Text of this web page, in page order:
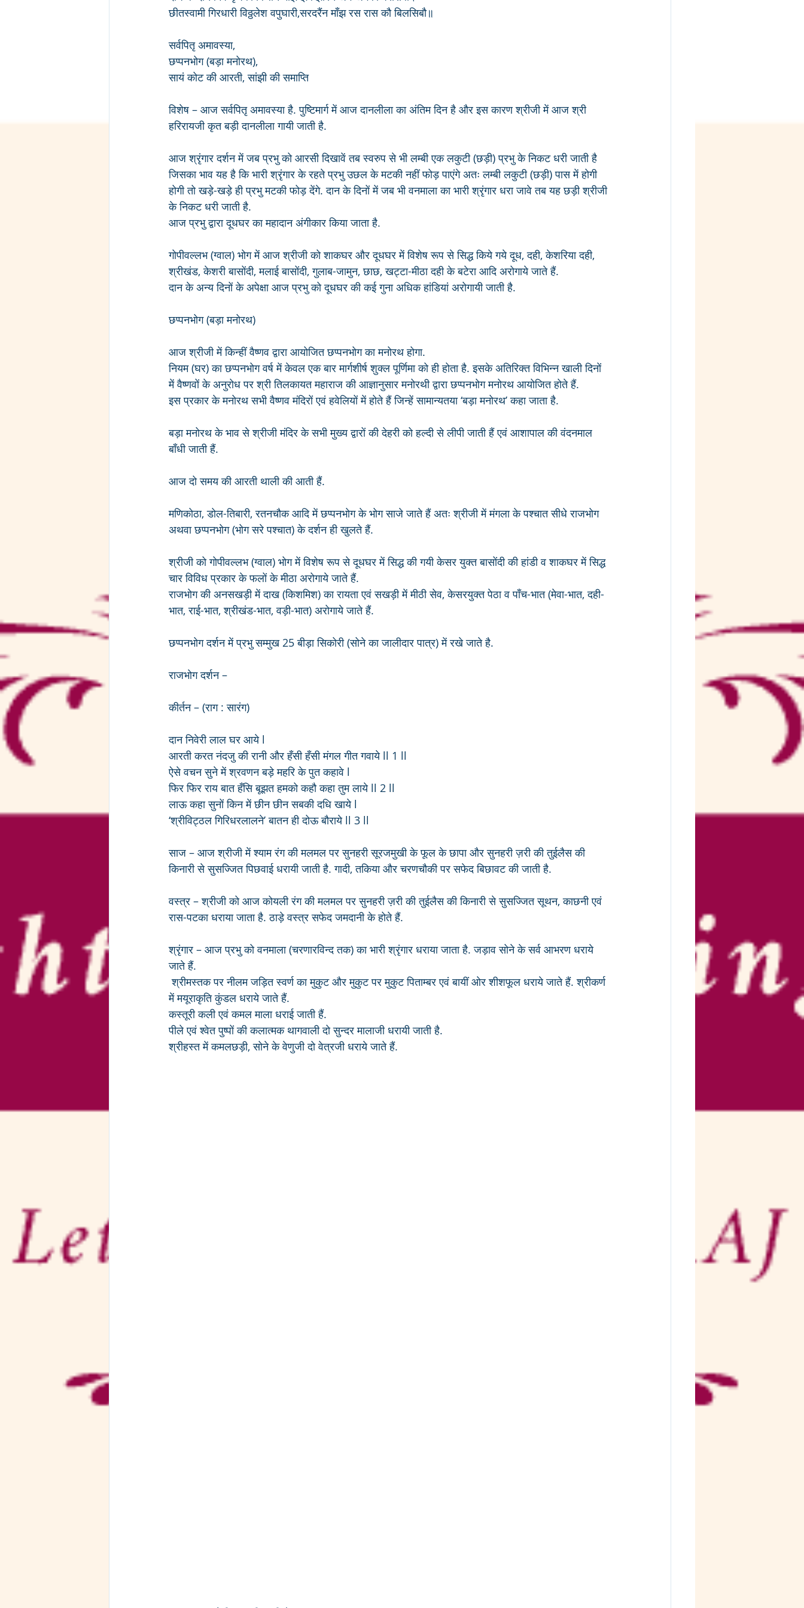
छीतस्वामी गिरधारी विठ्ठलेश वपुघारी,सरदरैंन माँझ रस रास कौ बिलसिबौ॥
सर्वपितृ अमावस्या,
छप्पनभोग (बड़ा मनोरथ),
सायं कोट की आरती, सांझी की समाप्ति
विशेष – आज सर्वपितृ अमावस्या है. पुष्टिमार्ग में आज दानलीला का अंतिम दिन है और इस कारण श्रीजी में आज श्री
हरिरायजी कृत बड़ी दानलीला गायी जाती है.
आज श्रृंगार दर्शन में जब प्रभु को आरसी दिखावें तब स्वरुप से भी लम्बी एक लकुटी (छड़ी) प्रभु के निकट धरी जाती है
जिसका भाव यह है कि भारी श्रृंगार के रहते प्रभु उछल के मटकी नहीं फोड़ पाएंगे अतः लम्बी लकुटी (छड़ी) पास में होगी
होगी तो खड़े-खड़े ही प्रभु मटकी फोड़ देंगे. दान के दिनों में जब भी वनमाला का भारी श्रृंगार धरा जावे तब यह छड़ी श्रीजी
के निकट धरी जाती है.
आज प्रभु द्वारा दूधघर का महादान अंगीकार किया जाता है.
गोपीवल्लभ (ग्वाल) भोग में आज श्रीजी को शाकघर और दूधघर में विशेष रूप से सिद्ध किये गये दूध, दही, केशरिया दही,
श्रीखंड, केशरी बासोंदी, मलाई बासोंदी, गुलाब-जामुन, छाछ, खट्टा-मीठा दही के बटेरा आदि अरोगाये जाते हैं.
दान के अन्य दिनों के अपेक्षा आज प्रभु को दूधघर की कई गुना अधिक हांडियां अरोगायी जाती है.
छप्पनभोग (बड़ा मनोरथ)
आज श्रीजी में किन्हीं वैष्णव द्वारा आयोजित छप्पनभोग का मनोरथ होगा.
नियम (घर) का छप्पनभोग वर्ष में केवल एक बार मार्गशीर्ष शुक्ल पूर्णिमा को ही होता है. इसके अतिरिक्त विभिन्न खाली दिनों
में वैष्णवों के अनुरोध पर श्री तिलकायत महाराज की आज्ञानुसार मनोरथी द्वारा छप्पनभोग मनोरथ आयोजित होते हैं.
इस प्रकार के मनोरथ सभी वैष्णव मंदिरों एवं हवेलियों में होते हैं जिन्हें सामान्यतया ‘बड़ा मनोरथ’ कहा जाता है.
बड़ा मनोरथ के भाव से श्रीजी मंदिर के सभी मुख्य द्वारों की देहरी को हल्दी से लीपी जाती हैं एवं आशापाल की वंदनमाल
बाँधी जाती हैं.
आज दो समय की आरती थाली की आती हैं.
मणिकोठा, डोल-तिबारी, रतनचौक आदि में छप्पनभोग के भोग साजे जाते हैं अतः श्रीजी में मंगला के पश्चात सीधे राजभोग
अथवा छप्पनभोग (भोग सरे पश्चात) के दर्शन ही खुलते हैं.
श्रीजी को गोपीवल्लभ (ग्वाल) भोग में विशेष रूप से दूधघर में सिद्ध की गयी केसर युक्त बासोंदी की हांडी व शाकघर में सिद्ध
चार विविध प्रकार के फलों के मीठा अरोगाये जाते हैं.
राजभोग की अनसखड़ी में दाख (किशमिश) का रायता एवं सखड़ी में मीठी सेव, केसरयुक्त पेठा व पाँच-भात (मेवा-भात, दही-
भात, राई-भात, श्रीखंड-भात, वड़ी-भात) अरोगाये जाते हैं.
छप्पनभोग दर्शन में प्रभु सम्मुख 25 बीड़ा सिकोरी (सोने का जालीदार पात्र) में रखे जाते है.
राजभोग दर्शन –
कीर्तन – (राग : सारंग)
दान निवेरी लाल घर आये l
आरती करत नंदजु की रानी और हँसी हँसी मंगल गीत गवाये ll 1 ll
ऐसे वचन सुने में श्रवणन बड़े महरि के पुत कहावे l
फिर फिर राय बात हँसि बूझत हमको कहौ कहा तुम लाये ll 2 ll
लाऊ कहा सुनों किन में छीन छीन सबकी दधि खाये l
‘श्रीविट्ठल गिरिधरलालने’ बातन ही दोऊ बौराये ll 3 ll
साज – आज श्रीजी में श्याम रंग की मलमल पर सुनहरी सूरजमुखी के फूल के छापा और सुनहरी ज़री की तुईलैस की
किनारी से सुसज्जित पिछवाई धरायी जाती है. गादी, तकिया और चरणचौकी पर सफेद बिछावट की जाती है.
वस्त्र – श्रीजी को आज कोयली रंग की मलमल पर सुनहरी ज़री की तुईलैस की किनारी से सुसज्जित सूथन, काछनी एवं
रास-पटका धराया जाता है. ठाड़े वस्त्र सफेद जमदानी के होते हैं.
श्रृंगार – आज प्रभु को वनमाला (चरणारविन्द तक) का भारी श्रृंगार धराया जाता है. जड़ाव सोने के सर्व आभरण धराये
जाते हैं.
श्रीमस्तक पर नीलम जड़ित स्वर्ण का मुकुट और मुकुट पर मुकुट पिताम्बर एवं बायीं ओर शीशफूल धराये जाते हैं. श्रीकर्ण
में मयूराकृति कुंडल धराये जाते हैं.
कस्तूरी कली एवं कमल माला धराई जाती हैं.
पीले एवं श्वेत पुष्पों की कलात्मक थागवाली दो सुन्दर मालाजी धरायी जाती है.
श्रीहस्त में कमलछड़ी, सोने के वेणुजी दो वेत्रजी धराये जाते हैं.